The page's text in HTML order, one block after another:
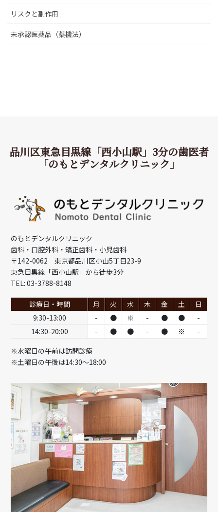
リスクと副作用
未承認医薬品（薬機法）
品川区東急目黒線「西小山駅」3分の歯医者
「のもとデンタルクリニック」
のもとデンタルクリニック
歯科・口腔外科・矯正歯科・小児歯科
〒142-0062 東京都品川区小山5丁目23-9
東急目黒線「西小山駅」から徒歩3分
TEL: 03-3788-8148
診療日・時間 月 火 水 木 金 土
日
9:30-13:00
- ● ※ - ● ●
-
14:30-20:00
- ● ● - ● ※
-
※水曜日の午前は訪問診療
※土曜日の午後は14:30～18:00